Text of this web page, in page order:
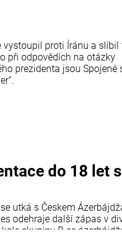
vystoupil proti Íránu a slíbil
při odpovědích na otázky
prezidenta jsou Spojené
do 18 let
utká s Českem
odehraje další zápas v
skupiny B se